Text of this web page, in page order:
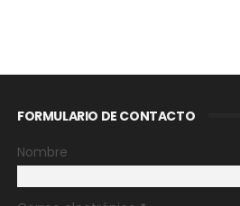
FORMULARIO DE CONTACTO
Nombre